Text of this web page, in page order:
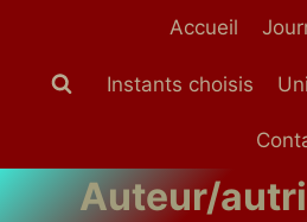
contenu
Accueil
Instants choisis
Auteur/